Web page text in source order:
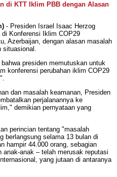
di KTT Iklim PBB dengan Alasan
- Presiden Israel Isaac Herzog
Konferensi Iklim COP29
Azerbaijan, dengan alasan masalah
situasional.
presiden memutuskan untuk
konferensi perubahan iklim COP29
dan masalah keamanan, Presiden
perjalanannya ke
demikian pernyataan yang
perincian tentang "masalah
berlangsung selama 13 bulan di
hampir 44.000 orang, sebagian
anak-anak – telah merusak reputasi
yang jutaan di antaranya